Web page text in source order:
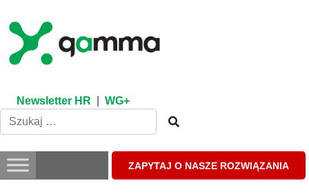
content
Newsletter HR WG+
ZAPYTAJ O NASZE ROZWIĄZANIA